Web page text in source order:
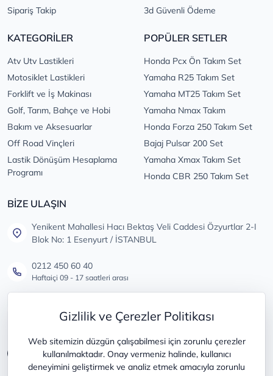
Gizlilik ve Çerezler Politikası
Web sitemizin düzgün çalışabilmesi için zorunlu çerezler
kullanılmaktadır. Onay vermeniz halinde, kullanıcı
deneyimini geliştirmek ve analiz etmek amacıyla zorunlu
Sipariş Takip
3d Güvenli Ödeme
KATEGORİLER
Atv Utv Lastikleri
Motosiklet Lastikleri
Forklift ve İş Makinası
Golf, Tarım, Bahçe ve Hobi
Bakım ve Aksesuarlar
Off Road Vinçleri
Lastik Dönüşüm Hesaplama
Programı
POPÜLER SETLER
Honda Pcx Ön Takım Set
Yamaha R25 Takım Set
Yamaha MT25 Takım Set
Yamaha Nmax Takım
Honda Forza 250 Takım Set
Bajaj Pulsar 200 Set
Yamaha Xmax Takım Set
Honda CBR 250 Takım Set
BİZE ULAŞIN
Yenikent Mahallesi Hacı Bektaş Veli Caddesi Özyurtlar 2-I
Blok No: 1 Esenyurt / İSTANBUL
0212 450 60 40
Haftaiçi 09 - 17 saatleri arası
Tüm öneri ve şikayetleriniz için